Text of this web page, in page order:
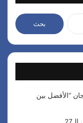
ن
:
“الأفضل بين